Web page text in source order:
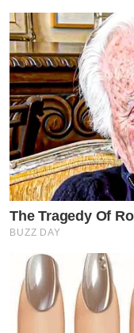
The Tragedy Of
BUZZ DAY